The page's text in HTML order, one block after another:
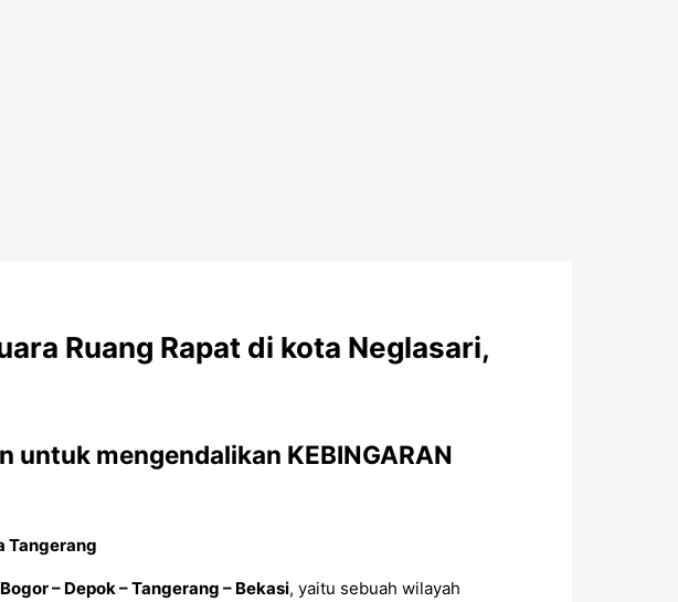
Ruang Rapat di kota Neglasari,
untuk mengendalikan KEBINGARAN
Tangerang
– Depok – Tangerang – Bekasi, yaitu sebuah wilayah